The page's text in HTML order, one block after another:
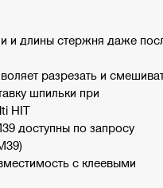
и длины стержня даже
разрезать и
шпильки при
HIT
доступны по запросу
с клеевыми